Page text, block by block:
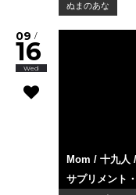
ぬまのあな
09 /
16
Wed
Mom / 十九人
サプリメント